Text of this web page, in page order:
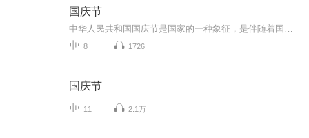
国庆节
8 1726
国庆节
11 2.1万